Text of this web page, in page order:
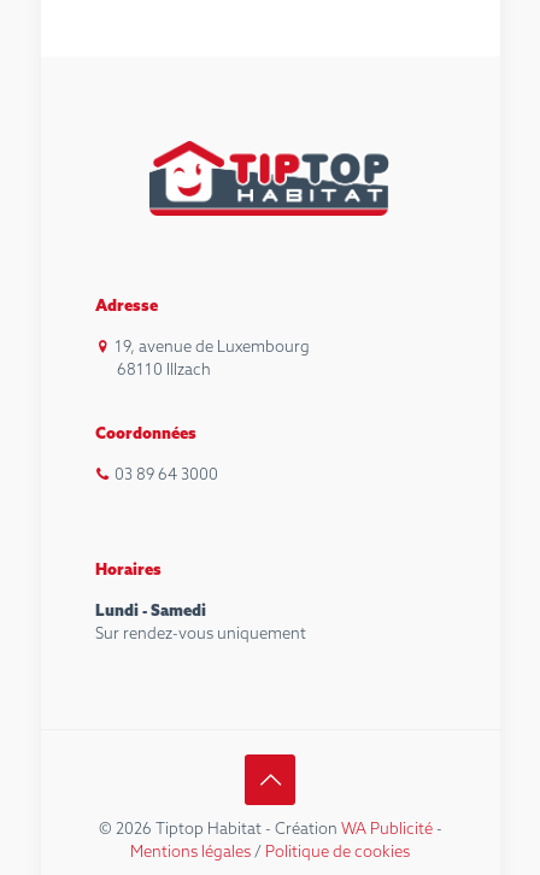
Adresse
19, avenue de Luxembourg
68110 Illzach
Coordonnées
03 89 64 3000
Horaires
Lundi - Samedi
Sur rendez-vous uniquement
© 2026 Tiptop Habitat - Création WA Publicité-
Mentions légales / Politique de cookies